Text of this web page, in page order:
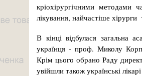
кріохірургічними методами
лікування, найчастіше хірурги
В кінці відбулася
українця - проф. Миколу
Крім цього обрано Раду
увійшли також українські